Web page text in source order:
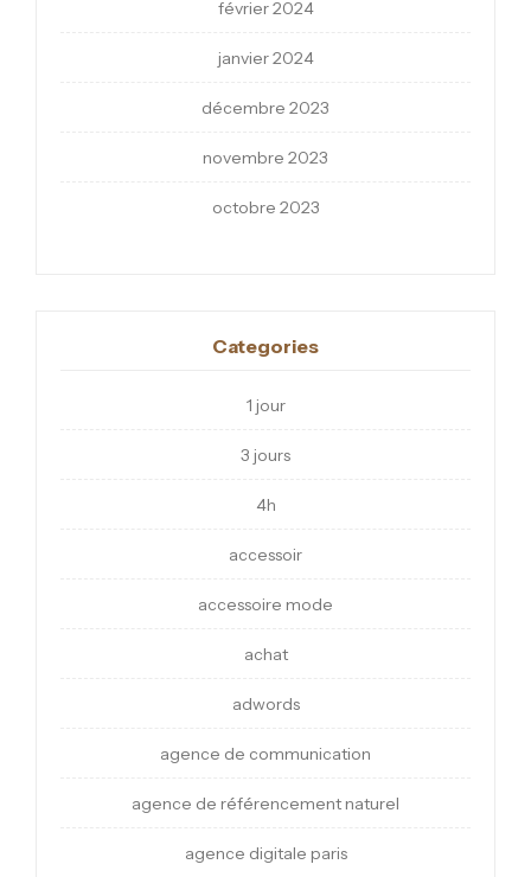
février 2024
janvier 2024
décembre 2023
novembre 2023
octobre 2023
Categories
1 jour
3 jours
4h
accessoir
accessoire mode
achat
adwords
agence de communication
agence de référencement naturel
agence digitale paris